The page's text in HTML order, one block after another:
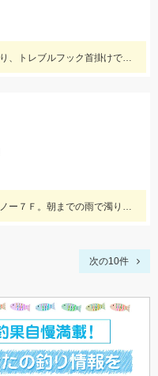
コマセ無し投げサビキで小鯖を釣り、トレブルフック首掛けで泳がせして10分でシーバスヒット。
ヒットルアーはザブラシステムミノー７Ｆ。朝までの雨で濁りがあったので高活性でした！
次の10件